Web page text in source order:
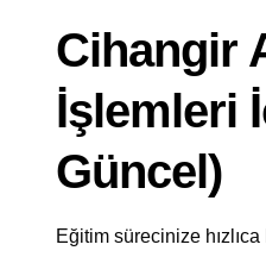
Cihangir
İşlemleri
Güncel)
Eğitim sürecinize